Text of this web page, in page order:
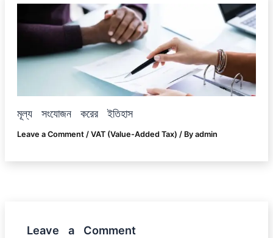
মূল্য সংযোজন করের ইতিহাস
Leave a Comment / VAT (Value-Added Tax) / By admin
Leave a Comment